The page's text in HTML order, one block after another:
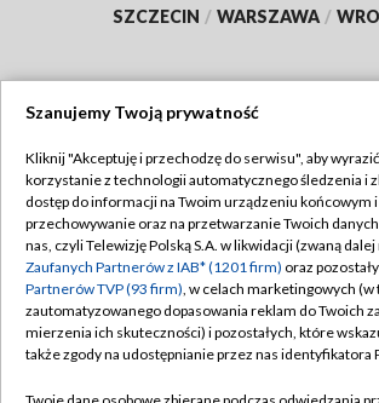
SZCZECIN / WARSZAWA /
TVP
Abonament TVP
Emisja w TVP
Centrum informacji TVP
Naziemna Telewizja Cyfrowa
Regulamin TVP
Polityka prywatności
Moje zgody
Pomoc
Szanujemy Twoją prywatność
Kliknij "Akceptuję i przechodzę do serwisu", aby
korzystanie z technologii automatycznego śledzenia i
dostęp do informacji na Twoim urządzeniu końcowym i
przechowywanie oraz na przetwarzanie Twoich
nas, czyli Telewizję Polską S.A. w likwidacji (zwaną dalej
Zaufanych Partnerów z IAB* (1201 firm) oraz
Partnerów TVP (93 firm), w celach marketingowych (w
zautomatyzowanego dopasowania reklam do Twoich
mierzenia ich skuteczności) i pozostałych, które
także zgody na udostępnianie przez nas identyfikatora